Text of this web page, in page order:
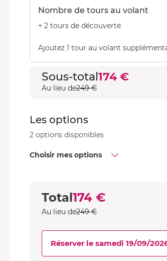
Nombre de tours au volant
+ 2 tours de découverte
Ajoutez 1 tour au volant
Sous-total 174 €
Au lieu de249 €
Les options
2 options disponibles
Choisir mes options
Total174 €
Au lieu de249 €
Réserver le samedi 19/09/